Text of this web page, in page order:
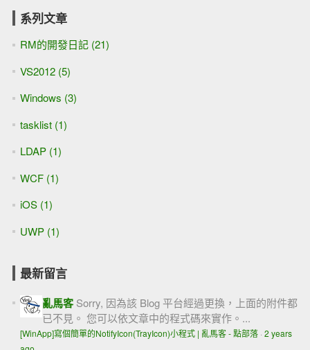
系列文章
RM的開發日記 (21)
VS2012 (5)
Windows (3)
tasklist (1)
LDAP (1)
WCF (1)
iOS (1)
UWP (1)
最新留言
亂馬客 Sorry, 因為該 Blog 平台經過更換，上面的附件都
已不見。 您可以依文章中的程式碼來實作。...
[WinApp]寫個簡單的NotifyIcon(TrayIcon)小程式 | 亂馬客 - 點部落· 2 years